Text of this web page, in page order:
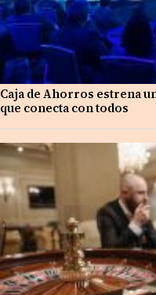
Caja de Ahorros estrena
que conecta con todos